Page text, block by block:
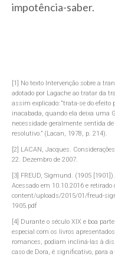
impotência-saber.
[1] No texto Intervenção sobre a
adotado por Lagache ao tratar da
assim explicado: “trata-se do
inacabada, quando ela deixa uma
necessidade geralmente sentida
resolutivo.” (Lacan, 1978, p. 214).
[2] LACAN, Jacques.
22. Dezembro de 2007.
[3] FREUD, Sigmund. (1905
Acessado em 10.10.2016 e
content/uploads/2015/01/freud-
1905.pdf
[4] Durante o século XIX e boa
especial com os livros
romances, podiam incliná-las à
caso de Dora, é significativo, para